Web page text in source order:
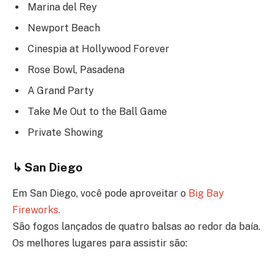
Marina del Rey
Newport Beach
Cinespia at Hollywood Forever
Rose Bowl, Pasadena
A Grand Party
Take Me Out to the Ball Game
Private Showing
↳ San Diego
Em San Diego, você pode aproveitar o Big Bay
Fireworks.
São fogos lançados de quatro balsas ao redor da baía.
Os melhores lugares para assistir são: